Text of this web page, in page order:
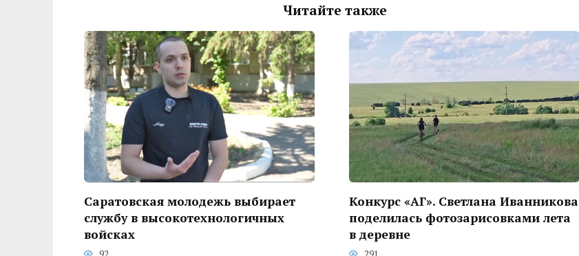
Читайте также
Саратовская молодежь выбирает
службу в высокотехнологичных
войсках
Конкурс «АГ». Светлана Иванникова
поделилась фотозарисовками лета
в деревне